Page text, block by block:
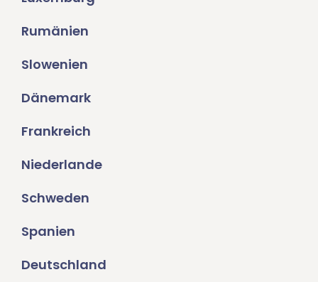
Rumänien
Slowenien
Dänemark
Frankreich
Niederlande
Schweden
Spanien
Deutschland